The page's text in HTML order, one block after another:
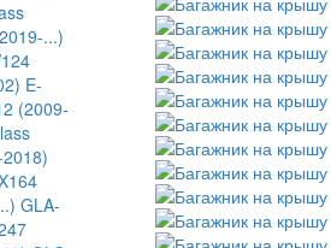
...)
E-
(2009-
GLA-